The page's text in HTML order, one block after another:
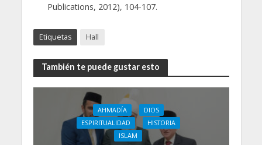
Publications, 2012), 104-107.
Etiquetas Hall
También te puede gustar esto
AHMADÍA
DIOS
ESPIRITUALIDAD
HISTORIA
ISLAM